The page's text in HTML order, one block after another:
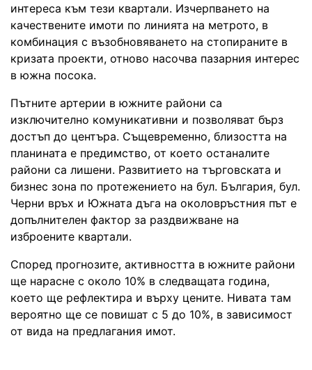
интереса към тези квартали. Изчерпването на
качествените имоти по линията на метрото, в
комбинация с възобновяването на стопираните в
кризата проекти, отново насочва пазарния интерес
в южна посока.
Пътните артерии в южните райони са
изключително комуникативни и позволяват бърз
достъп до центъра. Същевременно, близостта на
планината е предимство, от което останалите
райони са лишени. Развитието на търговската и
бизнес зона по протежението на бул. България, бул.
Черни връх и Южната дъга на околовръстния път е
допълнителен фактор за раздвижване на
изброените квартали.
Според прогнозите, активността в южните райони
ще нарасне с около 10% в следващата година,
което ще рефлектира и върху цените. Нивата там
вероятно ще се повишат с 5 до 10%, в зависимост
от вида на предлагания имот.